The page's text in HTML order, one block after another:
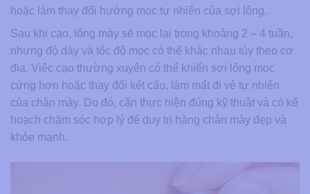
hoặc làm thay đổi hướng mọc tự nhiên của sợi lông.
Sau khi cạo, lông mày sẽ mọc lại trong khoảng 2 – 4 tuần,
nhưng độ dày và tốc độ mọc có thể khác nhau tùy theo cơ
địa. Việc cạo thường xuyên có thể khiến sợi lông mọc
cứng hơn hoặc thay đổi kết cấu, làm mất đi vẻ tự nhiên
của chân mày. Do đó, cần thực hiện đúng kỹ thuật và có kế
hoạch chăm sóc hợp lý để duy trì hàng chân mày đẹp và
khỏe mạnh.